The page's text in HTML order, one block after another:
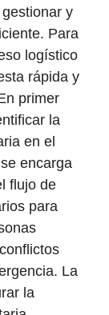
y
Para
logístico
rápida y
primer
la
en el
encarga
flujo de
para
La
la